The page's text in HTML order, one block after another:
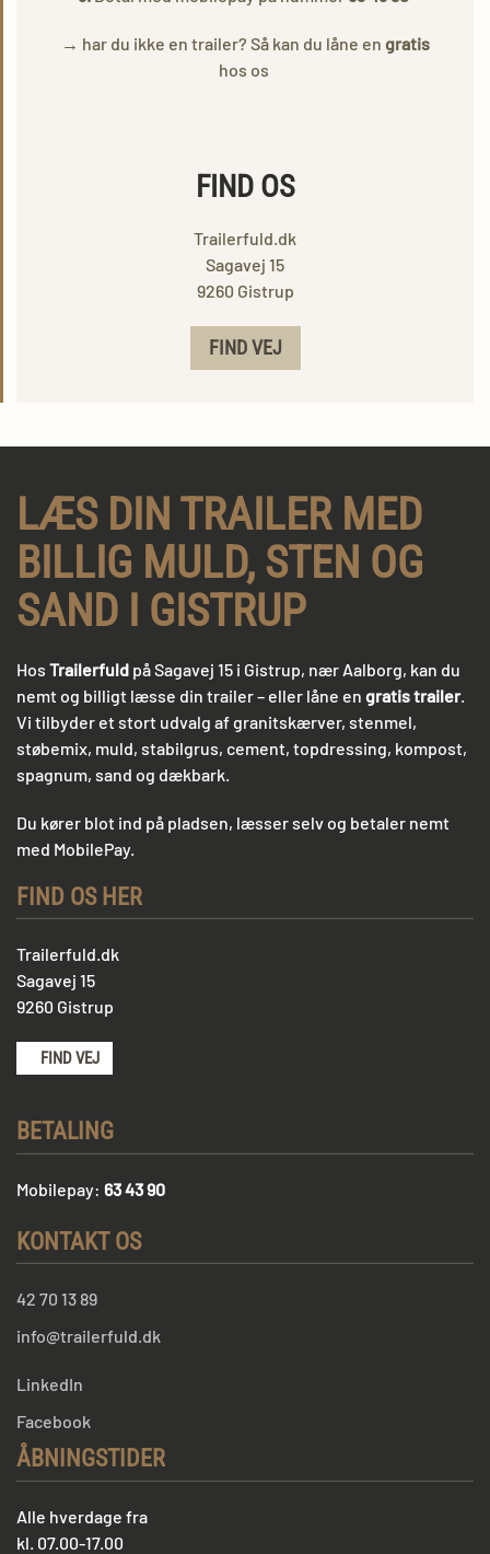
→ har du ikke en trailer? Så kan du låne en gratis
hos os
FIND OS
Trailerfuld.dk
Sagavej 15
9260 Gistrup
FIND VEJ
LÆS DIN TRAILER MED
BILLIG MULD, STEN OG
SAND I GISTRUP
Hos Trailerfuld på Sagavej 15 i Gistrup, nær Aalborg, kan du
nemt og billigt læsse din trailer – eller låne en gratis trailer.
Vi tilbyder et stort udvalg af granitskærver, stenmel,
støbemix, muld, stabilgrus, cement, topdressing, kompost,
spagnum, sand og dækbark.
Du kører blot ind på pladsen, læsser selv og betaler nemt
med MobilePay.
FIND OS HER
Trailerfuld.dk
Sagavej 15
9260 Gistrup
FIND VEJ
BETALING
Mobilepay: 63 43 90
KONTAKT OS
42 70 13 89
info@trailerfuld.dk
LinkedIn
Facebook
ÅBNINGSTIDER
Alle hverdage fra
kl. 07.00-17.00